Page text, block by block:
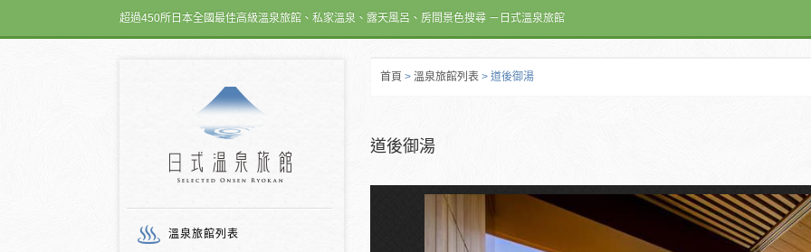
超過450所日本全國最佳高級溫泉旅館、私家溫泉、露天風呂、房間景色搜尋 －日式溫泉旅館
溫泉旅館列表
首頁 > 溫泉旅館列表 > 道後御湯
道後御湯